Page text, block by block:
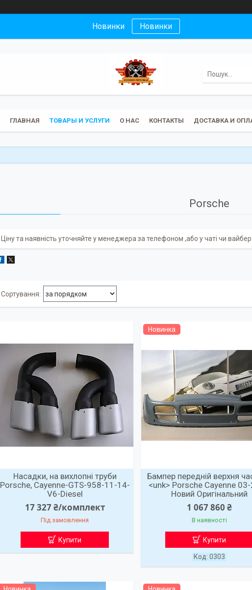
Новинки Новинки
ГЛАВНАЯ ТОВАРЫ И УСЛУГИ О НАС КОНТАКТЫ ДОСТАВКА И
Porsche
Ціну та наявність уточняйте у менеджера за телефоном ,або у чаті чи
Насадки, на вихлопні труби
Porsche, Cayenne-GTS-958-11-14-
V6-Diesel
17 327 ₴/комплект
Під замовлення
Купити
Новинка
Бампер передній верхня
<unk> Porsche Cayenne
Новий Оригінальний
1 067 860 ₴
В наявності
Купити
0303